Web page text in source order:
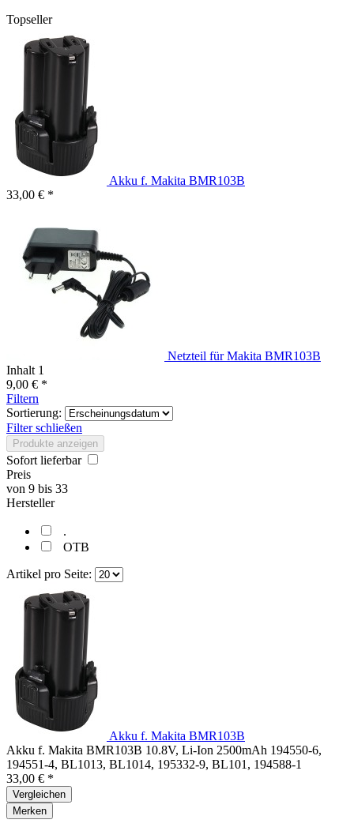
Topseller
Akku f. Makita BMR103B
33,00 € *
Netzteil für Makita BMR103B
Inhalt 1
9,00 € *
Filtern
Sortierung:
Filter schließen
Produkte anzeigen
Sofort lieferbar
Preis
von 9 bis 33
Hersteller
.
OTB
Artikel pro Seite:
Akku f. Makita BMR103B
Akku f. Makita BMR103B 10.8V, Li-Ion 2500mAh 194550-6,
194551-4, BL1013, BL1014, 195332-9, BL101, 194588-1
33,00 € *
Vergleichen
Merken